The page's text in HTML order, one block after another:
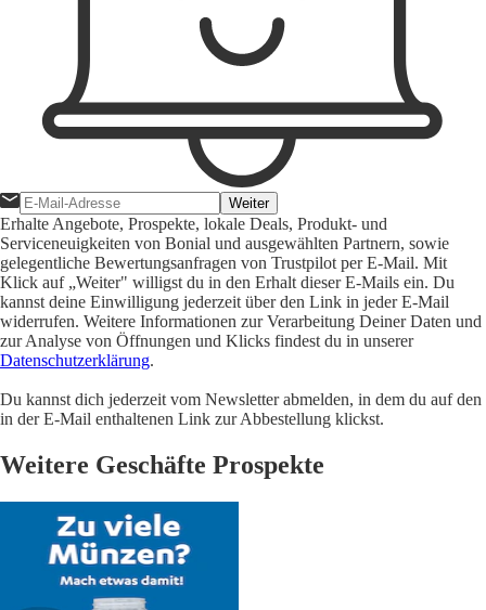
Weiter
Erhalte Angebote, Prospekte, lokale Deals, Produkt- und
Serviceneuigkeiten von Bonial und ausgewählten Partnern, sowie
gelegentliche Bewertungsanfragen von Trustpilot per E-Mail. Mit
Klick auf „Weiter" willigst du in den Erhalt dieser E-Mails ein. Du
kannst deine Einwilligung jederzeit über den Link in jeder E-Mail
widerrufen. Weitere Informationen zur Verarbeitung Deiner Daten und
zur Analyse von Öffnungen und Klicks findest du in unserer
Datenschutzerklärung.
Du kannst dich jederzeit vom Newsletter abmelden, in dem du auf den
in der E-Mail enthaltenen Link zur Abbestellung klickst.
Weitere Geschäfte Prospekte